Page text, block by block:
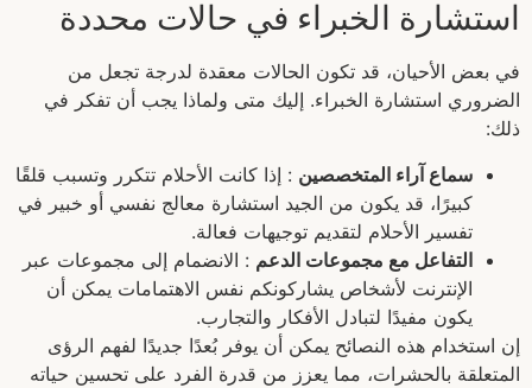
استشارة الخبراء في حالات محددة
في بعض الأحيان، قد تكون الحالات معقدة لدرجة تجعل من
الضروري استشارة الخبراء. إليك متى ولماذا يجب أن تفكر في
ذلك:
سماع آراء المتخصصين : إذا كانت الأحلام تتكرر وتسبب قلقًا
كبيرًا، قد يكون من الجيد استشارة معالج نفسي أو خبير في
تفسير الأحلام لتقديم توجيهات فعالة.
التفاعل مع مجموعات الدعم : الانضمام إلى مجموعات عبر
الإنترنت لأشخاص يشاركونكم نفس الاهتمامات يمكن أن
يكون مفيدًا لتبادل الأفكار والتجارب.
إن استخدام هذه النصائح يمكن أن يوفر بُعدًا جديدًا لفهم الرؤى
المتعلقة بالحشرات، مما يعزز من قدرة الفرد على تحسين حياته